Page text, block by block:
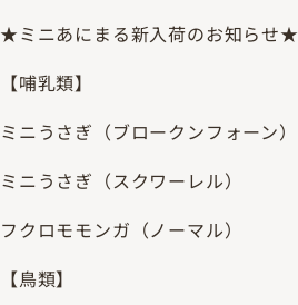
★ミニあにまる新入荷のお知らせ★
【哺乳類】
ミニうさぎ（ブロークンフォーン）
ミニうさぎ（スクワーレル）
フクロモモンガ（ノーマル）
【鳥類】